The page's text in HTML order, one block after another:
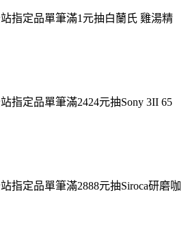
站指定品單筆滿1元抽白蘭氏 雞湯精
指定品單筆滿2424元抽Sony 3II 65
指定品單筆滿2888元抽Siroca研磨咖